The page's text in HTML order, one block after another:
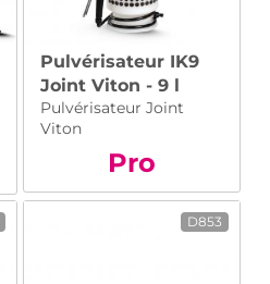
Pulvérisateur IK9
Joint Viton - 9 l
Pulvérisateur Joint
Viton
Pro
D853